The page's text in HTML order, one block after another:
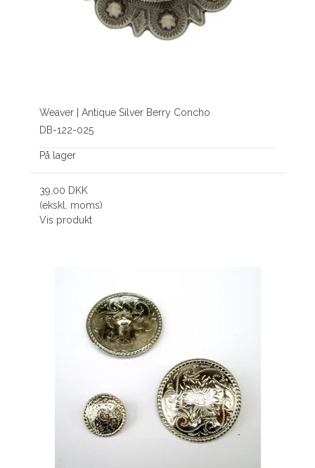
Weaver | Antique Silver Berry Concho
DB-122-025
På lager
39,00 DKK
(ekskl. moms)
Vis produkt